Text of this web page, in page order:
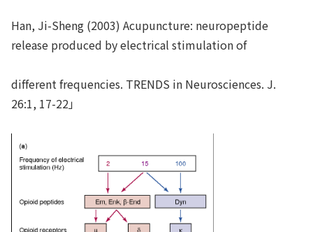
Han, Ji-Sheng (2003) Acupuncture: neuropeptide
release produced by electrical stimulation of
different frequencies. TRENDS in Neurosciences. J.
26:1, 17-22」